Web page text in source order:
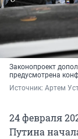
Законопроект
предусмотрена
Источник: Артем
24 февраля
Путина